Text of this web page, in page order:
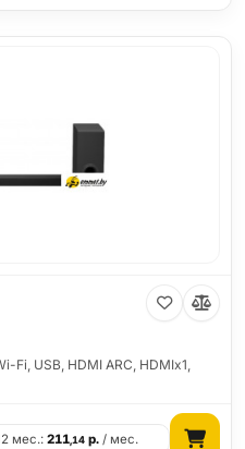
Fi, USB, HDMI ARC, HDMIx1,
мес.:211,14 р. / мес.